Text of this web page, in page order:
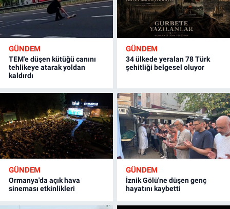
GÜNDEM
TEM'e düşen kütüğü canını
tehlikeye atarak yoldan
kaldırdı
GÜNDEM
34 ülkede yeralan 78 Türk
şehitliği belgesel oluyor
GÜNDEM
Ormanya'da açık hava
sineması etkinlikleri
GÜNDEM
İznik Gölü'ne düşen genç
hayatını kaybetti